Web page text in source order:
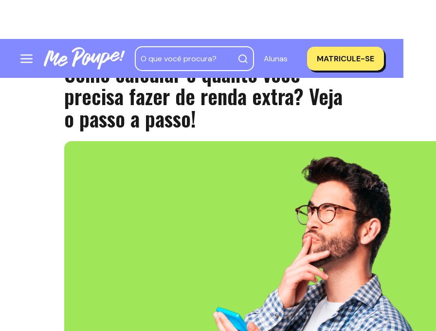
Alunas MATRICULE-SE
Como calcular o quanto você
precisa fazer de renda extra? Veja
o passo a passo!